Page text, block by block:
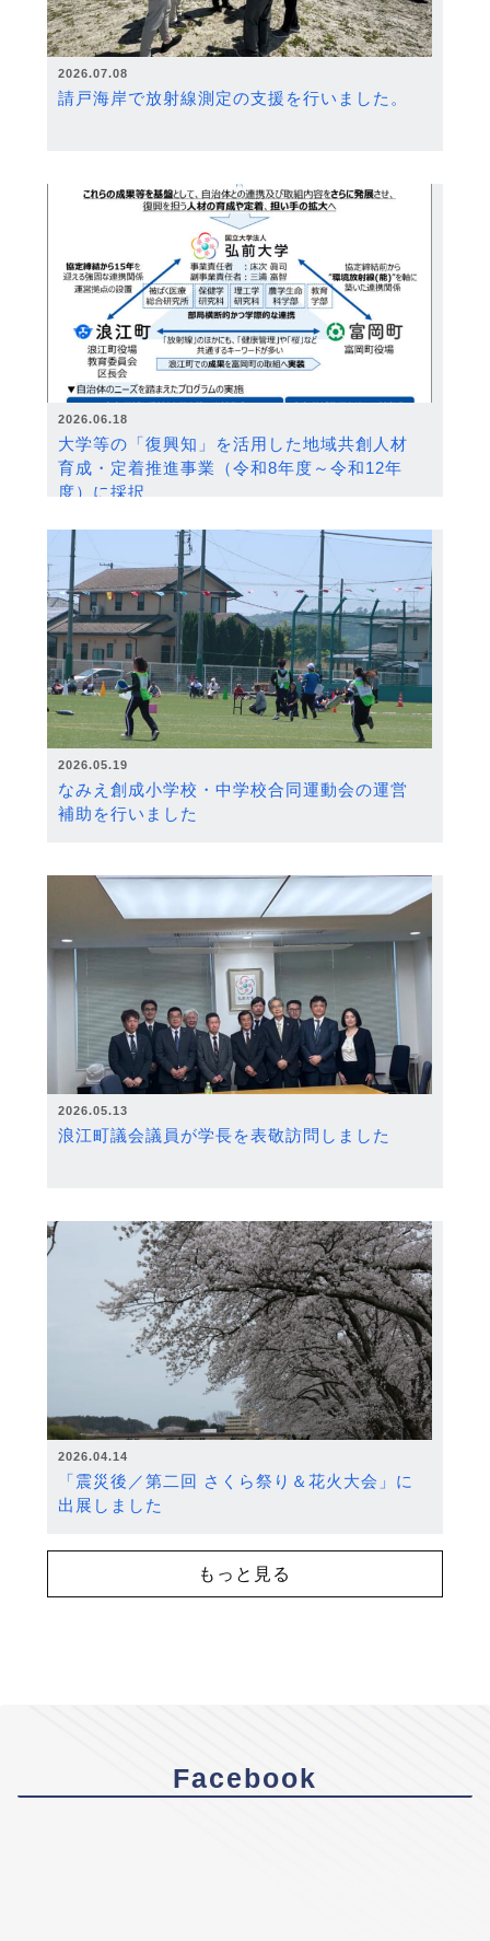
2026.07.08
請戸海岸で放射線測定の支援を行いました。
2026.06.18
大学等の「復興知」を活用した地域共創人材
育成・定着推進事業（令和8年度～令和12年
度）に採択
2026.05.19
なみえ創成小学校・中学校合同運動会の運営
補助を行いました
2026.05.13
浪江町議会議員が学長を表敬訪問しました
2026.04.14
「震災後／第二回 さくら祭り＆花火大会」に
出展しました
もっと見る
Facebook